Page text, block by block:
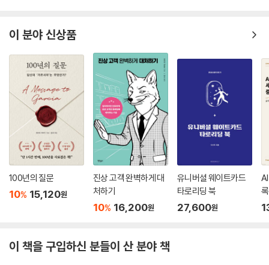
이 분야 신상품
100년의 질문
10% 15,120원
진상 고객 완벽하게 대
처하기
10% 16,200원
유니버셜 웨이트카드
타로리딩 북
27,600원
이 책을 구입하신 분들이 산 분야 책